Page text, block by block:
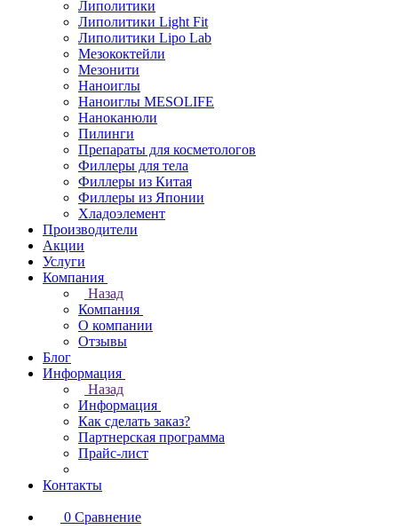
Липолитики
Липолитики Light Fit
Липолитики Lipo Lab
Мезококтейли
Мезонити
Наноиглы
Наноиглы MESOLIFE
Наноканюли
Пилинги
Препараты для косметологов
Филлеры для тела
Филлеры из Китая
Филлеры из Японии
Хладоэлемент
Производители
Акции
Услуги
Компания
Назад
Компания
О компании
Отзывы
Блог
Информация
Назад
Информация
Как сделать заказ?
Партнерская программа
Прайс-лист
Контакты
0 Сравнение